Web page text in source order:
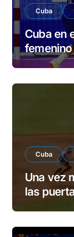
Cuba
Cuba en el trono del balonmano
femenino
Cuba
Una vez
las